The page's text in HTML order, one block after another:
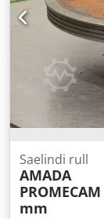
Saelindi rull
AMADA
PROMECAM
mm